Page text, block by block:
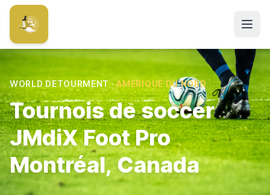
Aller au contenu principal
WORLD DETOURMENT ·AMÉRIQUE DU NORD
Tournois de soccer
JMdiX Foot Pro
Montréal, Canada